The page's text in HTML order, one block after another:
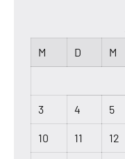
M
D M
3 4 5
10 11 12